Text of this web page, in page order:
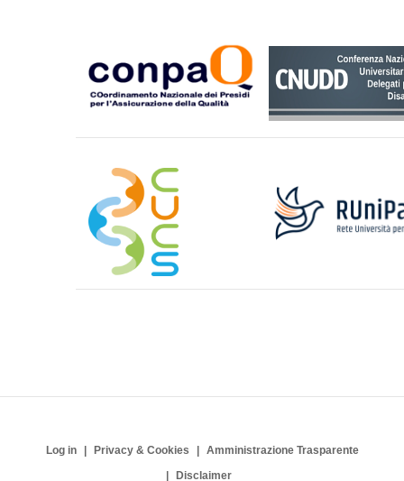
Log in Privacy & Cookies
Amministrazione Trasparente
Disclaimer